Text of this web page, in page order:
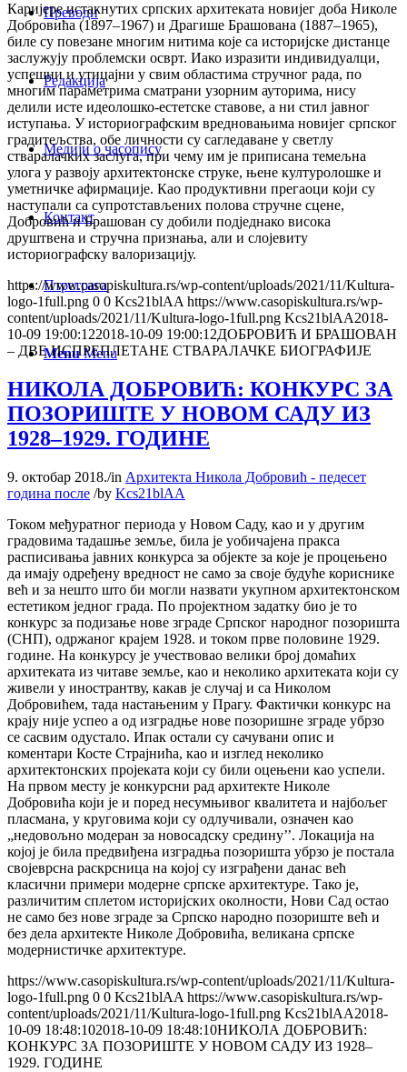
Преводи
Редакција
Медији о часопису
Контакт
Птретрага
Menu Menu
Каријере истакнутих српских архитеката новијег доба Николе
Добровића (1897–1967) и Драгише Брашована (1887–1965),
биле су повезане многим нитима које са историјске дистанце
заслужују проблемски осврт. Иако изразити индивидуалци,
успешни и утицајни у свим областима стручног рада, по
многим параметрима сматрани узорним ауторима, нису
делили исте идеолошко-естетске ставове, а ни стил јавног
иступања. У историографским вредновањима новијег српског
градитељства, обе личности су сагледаване у светлу
стваралачких заслуга, при чему им је приписана темељна
улога у развоју архитектонске струке, њене културолошке и
уметничке афирмације. Као продуктивни прегаоци који су
наступали са супротстављених полова стручне сцене,
Добровић и Брашован су добили подједнако висока
друштвена и стручна признања, али и слојевиту
историографску валоризацију.
https://www.casopiskultura.rs/wp-content/uploads/2021/11/Kultura-
logo-1full.png 0 0 Kcs21blAA https://www.casopiskultura.rs/wp-
content/uploads/2021/11/Kultura-logo-1full.png Kcs21blAA2018-
10-09 19:00:122018-10-09 19:00:12ДОБРОВИЋ И БРАШОВАН
– ДВЕ ИСПРЕПЛЕТАНЕ СТВАРАЛАЧКЕ БИОГРАФИЈЕ
НИКОЛА ДОБРОВИЋ: КОНКУРС ЗА
ПОЗОРИШТЕ У НОВОМ САДУ ИЗ
1928–1929. ГОДИНЕ
9. октобар 2018./in Архитекта Никола Добровић - педесет
година после /by Kcs21blAA
Током међуратног периода у Новом Саду, као и у другим
градовима тадашње земље, била је уобичајена пракса
расписивања јавних конкурса за објекте за које је процењено
да имају одређену вредност не само за своје будуће кориснике
већ и за нешто што би могли назвати укупном архитектонском
естетиком једног града. По пројектном задатку био је то
конкурс за подизање нове зграде Српског народног позоришта
(СНП), одржаног крајем 1928. и током прве половине 1929.
године. На конкурсу је учествовао велики број домаћих
архитеката из читаве земље, као и неколико архитеката који су
живели у инострантву, какав је случај и са Николом
Добровићем, тада настањеним у Прагу. Фактички конкурс на
крају није успео а од изградње нове позоришне зграде убрзо
се сасвим одустало. Ипак остали су сачувани опис и
коментари Косте Страјнића, као и изглед неколико
архитектонских пројеката који су били оцењени као успели.
На првом месту је конкурсни рад архитекте Николе
Добровића који је и поред несумњивог квалитета и најбољег
пласмана, у круговима који су одлучивали, означен као
„недовољно модеран за новосадску средину’’. Локација на
којој је била предвиђена изградња позоришта убрзо је постала
својеврсна раскрсница на којој су изграђени данас већ
класични примери модерне српске архитектуре. Тако је,
различитим сплетом историјских околности, Нови Сад остао
не само без нове зграде за Српско народно позориште већ и
без дела архитекте Николе Добровића, великана српске
модернистичке архитектуре.
https://www.casopiskultura.rs/wp-content/uploads/2021/11/Kultura-
logo-1full.png 0 0 Kcs21blAA https://www.casopiskultura.rs/wp-
content/uploads/2021/11/Kultura-logo-1full.png Kcs21blAA2018-
10-09 18:48:102018-10-09 18:48:10НИКОЛА ДОБРОВИЋ:
КОНКУРС ЗА ПОЗОРИШТЕ У НОВОМ САДУ ИЗ 1928–
1929. ГОДИНЕ